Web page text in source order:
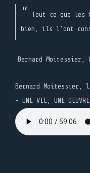
Tout ce que les
bien, ils l'ont
Bernard Moitessier,
Bernard Moitessier,
- UNE VIE, UNE